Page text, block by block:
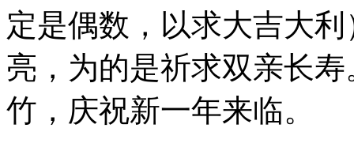
定是偶数，以求大吉大
亮，为的是祈求双亲长
竹，庆祝新一年来临。